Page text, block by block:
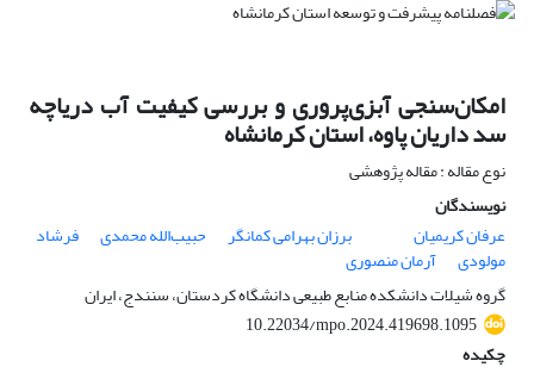
امکان‌سنجی آبزی‌پروری و بررسی کیفیت آب دریاچه
سد داریان پاوه، استان کرمانشاه
نوع مقاله : مقاله پژوهشی
نویسندگان
عرفان کریمیان
برزان بهرامی کمانگر حبیب‌الله محمدی فرشاد
مولودی
آرمان منصوری
گروه شیلات دانشکده منابع طبیعی دانشگاه کردستان، سنندج، ایران
10.22034/mpo.2024.419698.1095
چکیده